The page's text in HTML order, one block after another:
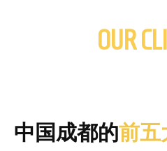
OUR
中国成都的前五